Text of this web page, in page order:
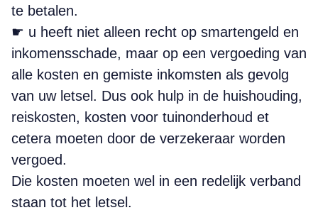
te betalen.
☛ u heeft niet alleen recht op smartengeld en
inkomensschade, maar op een vergoeding van
alle kosten en gemiste inkomsten als gevolg
van uw letsel. Dus ook hulp in de huishouding,
reiskosten, kosten voor tuinonderhoud et
cetera moeten door de verzekeraar worden
vergoed.
Die kosten moeten wel in een redelijk verband
staan tot het letsel.